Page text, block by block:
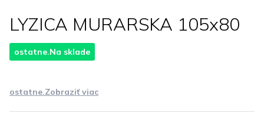
LYZICA MURARSKA 105x80
ostatne.Na sklade
ostatne.Zobraziť viac